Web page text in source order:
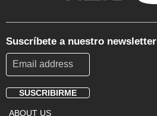
Suscríbete a nuestro newsletter
SUSCRIBIRME
ABOUT US